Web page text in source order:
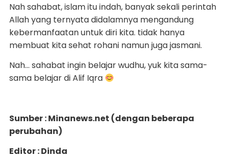
Nah sahabat, islam itu indah, banyak sekali perintah
Allah yang ternyata didalamnya mengandung
kebermanfaatan untuk diri kita. tidak hanya
membuat kita sehat rohani namun juga jasmani.
Nah… sahabat ingin belajar wudhu, yuk kita sama-
sama belajar di Alif Iqra
Sumber : Minanews.net (dengan beberapa
perubahan)
Editor : Dinda